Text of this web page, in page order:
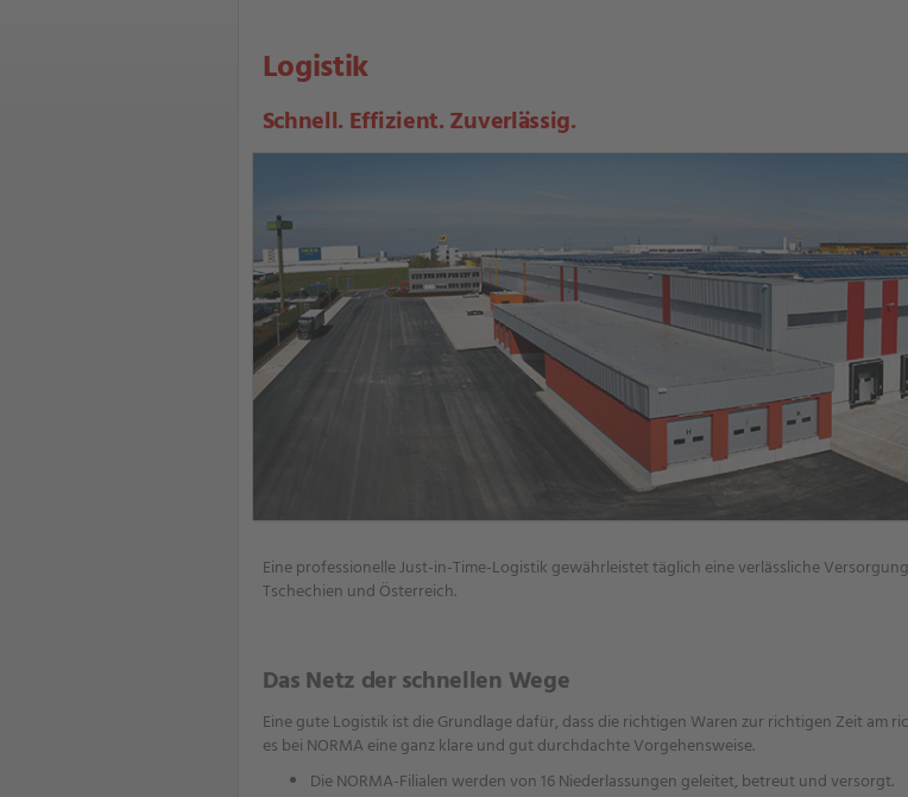
Logistik
Schnell. Effizient. Zuverlässig.
Eine professionelle Just-in-Time-Logistik gewährleistet täglich eine verlässliche
Tschechien und Österreich.
Das Netz der schnellen Wege
Eine gute Logistik ist die Grundlage dafür, dass die richtigen Waren zur richtigen Zeit am
es bei NORMA eine ganz klare und gut durchdachte Vorgehensweise.
Die NORMA-Filialen werden von 16 Niederlassungen geleitet, betreut und versorgt.